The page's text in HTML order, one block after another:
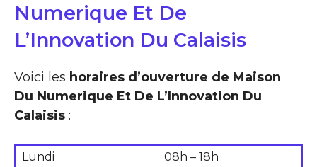
Numerique Et De
L’Innovation Du Calaisis
Voici les horaires d’ouverture de Maison
Du Numerique Et De L’Innovation Du
Calaisis :
Lundi
08h – 18h